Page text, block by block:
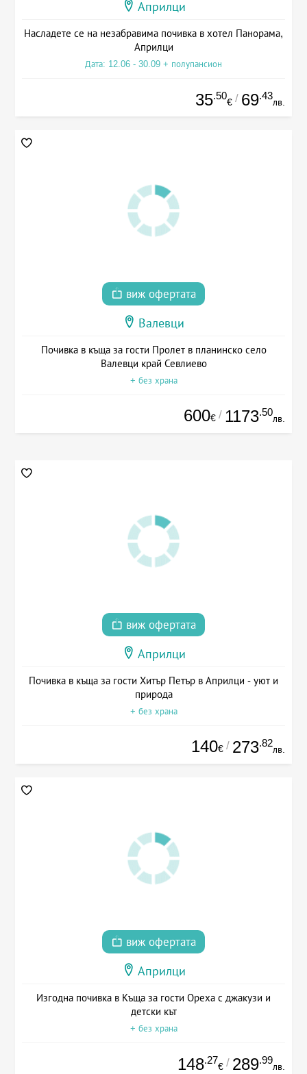
Априлци
Насладете се на незабравима почивка в хотел Панорама,
Априлци
Дата: 12.06 - 30.09 + полупансион
35.50
€ / 69.43
лв.
виж офертата
Валевци
Почивка в къща за гости Пролет в планинско село
Валевци край Севлиево
+ без храна
600€ / 1173.50
лв.
виж офертата
Априлци
Почивка в къща за гости Хитър Петър в Априлци - уют и
природа
+ без храна
140€ / 273.82
лв.
виж офертата
Априлци
Изгодна почивка в Къща за гости Ореха с джакузи и
детски кът
+ без храна
148.27
€ / 289.99
лв.